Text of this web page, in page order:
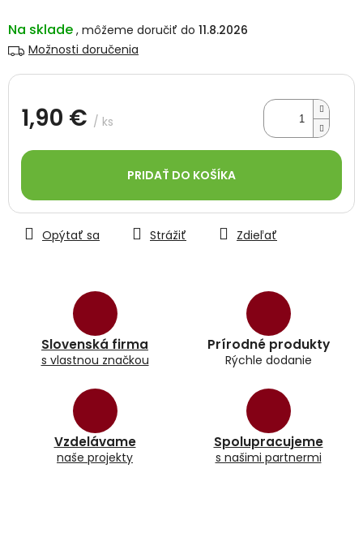
Na sklade
11.8.2026
Možnosti doručenia
1,90 € / ks
cena:
PRIDAŤ DO KOŠÍKA
Slovenská firma
s vlastnou značkou
Prírodné produkty
Rýchle dodanie
Vzdelávame
naše projekty
Spolupracujeme
s našimi partnermi
Opýtať sa Strážiť Zdieľať
je
0,0
z
5